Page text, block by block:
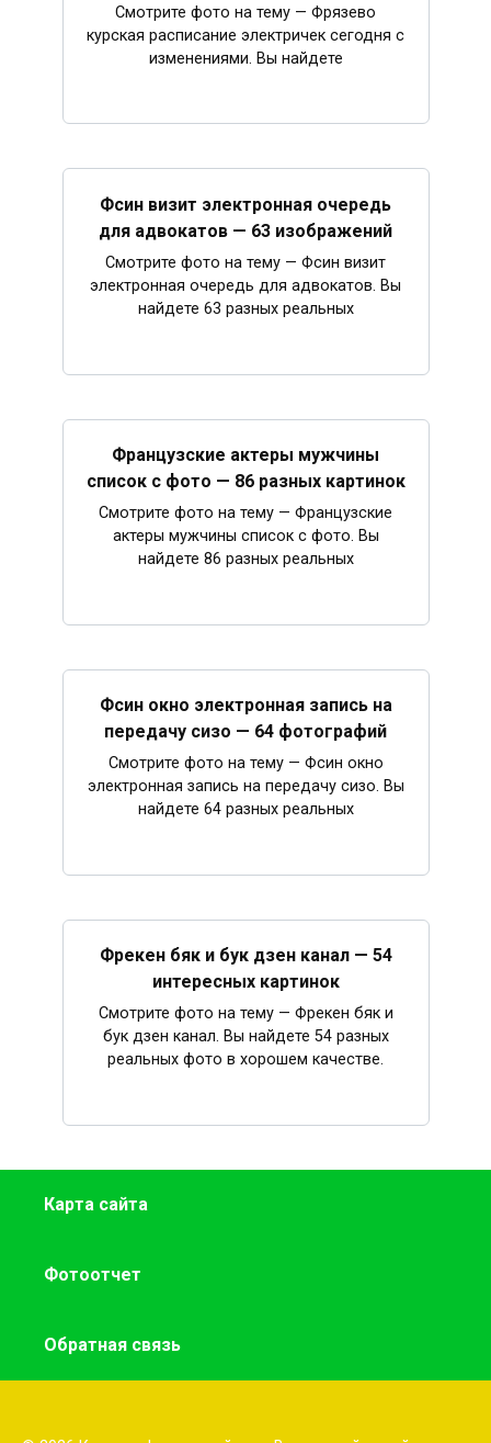
Смотрите фото на тему — Фрязево
курская расписание электричек сегодня с
изменениями. Вы найдете
Фсин визит электронная очередь
для адвокатов — 63 изображений
Смотрите фото на тему — Фсин визит
электронная очередь для адвокатов. Вы
найдете 63 разных реальных
Французские актеры мужчины
список с фото — 86 разных картинок
Смотрите фото на тему — Французские
актеры мужчины список с фото. Вы
найдете 86 разных реальных
Фсин окно электронная запись на
передачу сизо — 64 фотографий
Смотрите фото на тему — Фсин окно
электронная запись на передачу сизо. Вы
найдете 64 разных реальных
Фрекен бяк и бук дзен канал — 54
интересных картинок
Смотрите фото на тему — Фрекен бяк и
бук дзен канал. Вы найдете 54 разных
реальных фото в хорошем качестве.
Карта сайта
Фотоотчет
Обратная связь